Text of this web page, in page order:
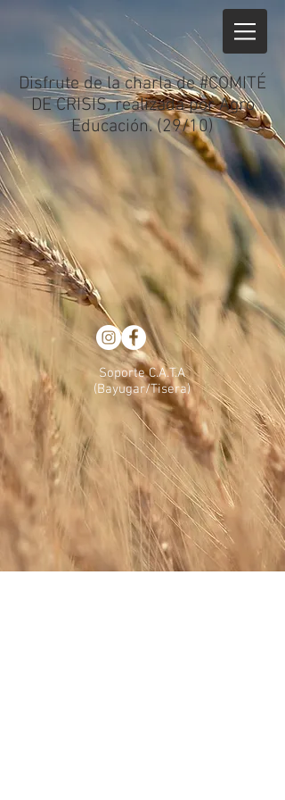
Disfrute de la charla de #COMITÉ
DE CRISIS, realizada por Agro
Educación. (29/10)
Soporte C.A.T.A
(Bayugar/Tisera)